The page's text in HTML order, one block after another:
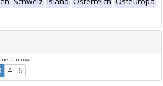
in row
4 6